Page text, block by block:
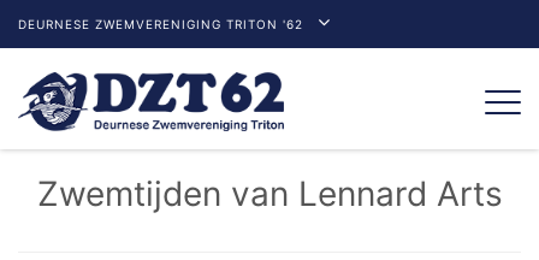
DEURNESE ZWEMVERENIGING TRITON '62
Zwemtijden van Lennard Arts